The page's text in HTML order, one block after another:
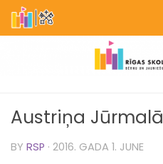
Skip to content
Austriņa Jūrmalā
BY RSP · 2016. GADA 1. JUNE